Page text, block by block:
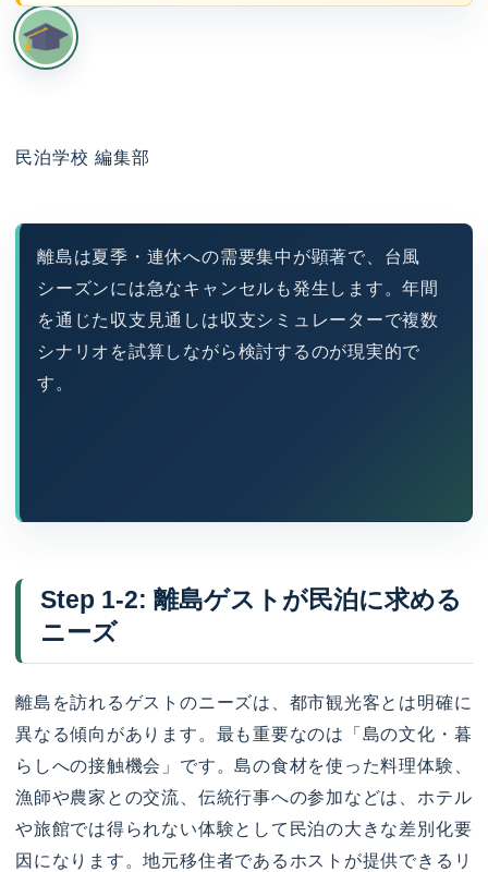
民泊学校 編集部
離島は夏季・連休への需要集中が顕著で、台風
シーズンには急なキャンセルも発生します。年間
を通じた収支見通しは収支シミュレーターで複数
シナリオを試算しながら検討するのが現実的で
す。
Step 1-2: 離島ゲストが民泊に求める
ニーズ
離島を訪れるゲストのニーズは、都市観光客とは明確に
異なる傾向があります。最も重要なのは「島の文化・暮
らしへの接触機会」です。島の食材を使った料理体験、
漁師や農家との交流、伝統行事への参加などは、ホテル
や旅館では得られない体験として民泊の大きな差別化要
因になります。地元移住者であるホストが提供できるリ